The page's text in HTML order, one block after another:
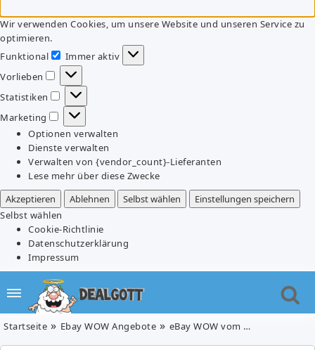
Wir verwenden Cookies, um unsere Website und unseren Service zu
optimieren.
Funktional
Funktional
Immer aktiv
Vorlieben
Vorlieben
Statistiken
Statistiken
Marketing
Marketing
Optionen verwalten
Dienste verwalten
Verwalten von {vendor_count}-Lieferanten
Lese mehr über diese Zwecke
Akzeptieren
Ablehnen Selbst wählen
Einstellungen speichern
Selbst wählen
Cookie-Richtlinie
Datenschutzerklärung
Impressum
Startseite Ebay WOW Angebote eBay WOW vom 08.06.2010